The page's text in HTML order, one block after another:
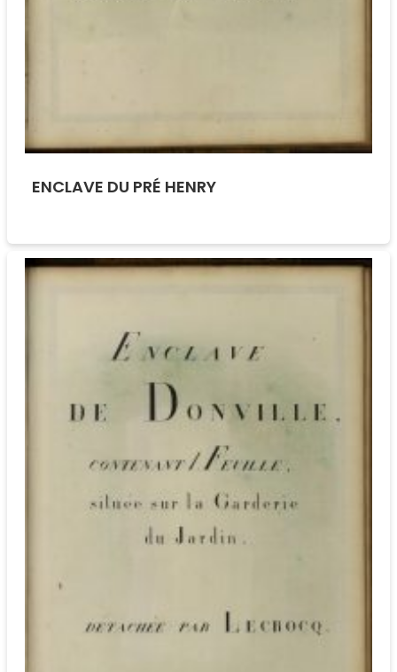
ENCLAVE DU PRÉ HENRY